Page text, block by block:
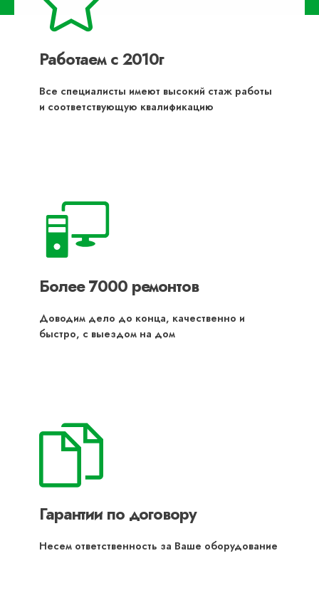
Работаем с 2010г
Все специалисты имеют высокий стаж работы
и соответствующую квалификацию
Более 7000 ремонтов
Доводим дело до конца, качественно и
быстро, с выездом на дом
Гарантии по договору
Несем ответственность за Ваше оборудование